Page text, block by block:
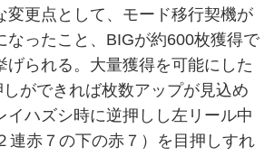
変更点として、モード移行契機が
なったこと、BIGが約600枚獲得で
げられる。大量獲得を可能にした
ができれば枚数アップが見込め
イハズシ時に逆押しし左リール中
連赤７の下の赤７）を目押しすれ